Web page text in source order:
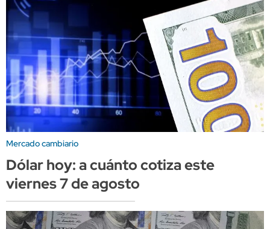
Mercado cambiario
Dólar hoy: a cuánto cotiza este
viernes 7 de agosto